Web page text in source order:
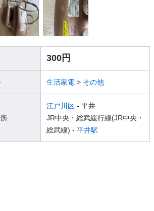
300円
生活家電 > その他
江戸川区 - 平井
JR中央・総武緩行線(JR中央・
総武線) - 平井駅